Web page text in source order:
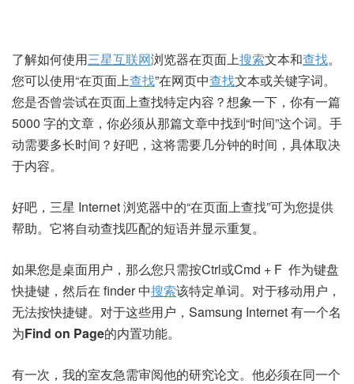
了解如何使用三星互联网浏览器在页面上搜索文本和查找。
您可以使用“在页面上查找”在网页中查找文本或关键字词。
您是否曾尝试在页面上查找特定内容？想象一下，你有一篇
5000 字的文章，你必须从那篇文章中找到“时间”这个词。手
动需要多长时间？好吧，这将需要几分钟的时间，具体取决
于内容。
好吧，三星 Internet 浏览器中的“在页面上查找”可为您提供
帮助。它将自动查找匹配的短语并显示重复。
如果您是桌面用户，那么您只需按Ctrl或Cmd + F 作为键盘
快捷键，然后在 finder 中搜索该特定单词。对于移动用户，
无法按快捷键。对于这些用户，Samsung Internet 有一个名
为Find on Page的内置功能。
有一次，我的室友急需审阅他的研究论文。他必须在同一个